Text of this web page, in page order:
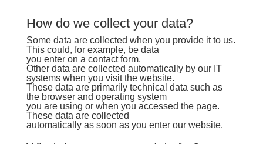
How do we collect your data?
Some data are collected when you provide it to us.
This could, for example, be data
you enter on a contact form.
Other data are collected automatically by our IT
systems when you visit the website.
These data are primarily technical data such as
the browser and operating system
you are using or when you accessed the page.
These data are collected
automatically as soon as you enter our website.